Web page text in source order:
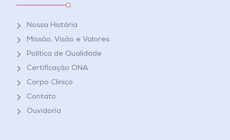
Nossa História
Missão, Visão e Valores
Política de Qualidade
Certificação ONA
Corpo Clínico
Contato
Ouvidoria